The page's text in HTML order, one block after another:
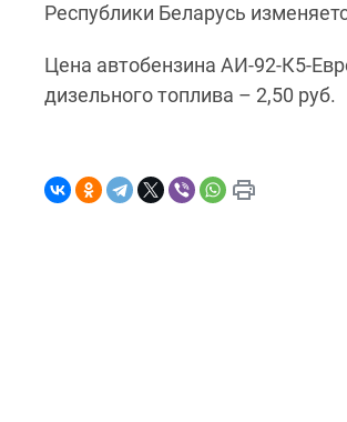
Республики Беларусь
Цена автобензина АИ-92-К5-
дизельного топлива – 2,50 руб.